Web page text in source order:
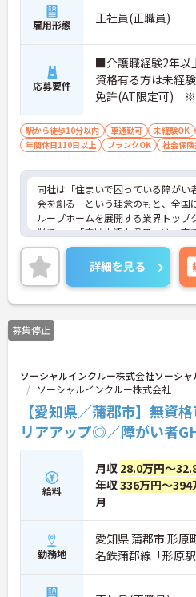
雇用形態 正社員(正職員)
応募要件
■介護職経験2年
資格有る方は未経
免許(AT限定可) ※
不問です。※実務
者福祉に関する経
駅から徒歩10分以内 車通勤可 未経験OK
年間休日110日以上
ブランクOK 社会保
同社は「住まいで困っている障がい
会を創る」という理念のもと、全国
ループホームを展開する業界トップ
業です。「広域生活支援員」は、車
数施設を横断的に担当し、現場支援
フのサポートを行うハイクラスなポ
最新設備とバリアフリーが完備され
体的負担が少なく、広域手当5万円
とで高い給与水準を実現しています
日の確保や、献立・レシピの完全標
効率化など、ワークライフバランス
います。複数施設を経験することで
メント視点は、将来的なエリアマネ
ャリアアップにも直結しており、最
性を発揮したいプロフェッショナル
す。
★おすすめPOINT★
・広域支援員として複数のホームを
ームのパートスタッフの教育やサポ
ことができ、現場の介助業務にとど
営や人材育成の視点を養うことで、
ネージャー候補としてのステップ
す。
・定年70歳、再雇用75歳までという
があり、20代から60代まで幅広い年
ます。年間休日も114日確保されて
なく長期的なキャリアを築いていた
詳細を見る
募集停止
ソーシャルインクルー株式会社ソーシ
ソーシャルインクルー株式会社
【愛知県／蒲郡市】無資
リアアップ◎／障がい者
給料
月収 28.0万円～
年収336万円～394
月
勤務地
愛知県 蒲郡市 形原
名鉄蒲郡線「形原